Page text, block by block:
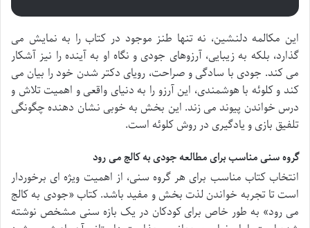
این مکالمه دلنشین، نه تنها طنز موجود در کتاب را به نمایش می
گذارد، بلکه به زیبایی، آرزوهای جودی و نگاه او به آینده را نیز آشکار
می کند. جودی با سادگی و صراحت، رویای دکتر شدن خود را بیان می
کند و کلوئه با هوشمندی، این آرزو را به دنیای واقعی و اهمیت تلاش و
درس خواندن پیوند می زند. این بخش به خوبی نشان دهنده چگونگی
تلفیق بازی و یادگیری در روش کلوئه است.
گروه سنی مناسب برای مطالعهجودی به کالج می رود
انتخاب کتاب مناسب برای هر گروه سنی، از اهمیت ویژه ای برخوردار
است تا تجربه خواندن لذت بخش و مفید باشد. کتاب «جودی به کالج
می رود» به طور خاص برای کودکان در یک بازه سنی مشخص نوشته